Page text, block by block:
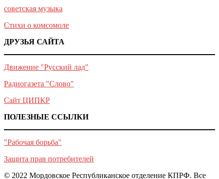
советская музыка
Стихи о комсомоле
ДРУЗЬЯ САЙТА
Движение "Русский лад"
Радиогазета "Слово"
Сайт ЦИПКР
ПОЛЕЗНЫЕ ССЫЛКИ
"Рабочая борьба"
Защита прав потребителей
© 2022 Мордовское Республиканское отделение КПРФ. Все